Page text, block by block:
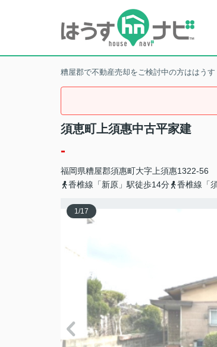
糟屋郡で不動産売却をご検討中の方ははうす
須恵町上須惠中古平家建
-
福岡県糟屋郡須惠町大字上須惠1322-56
香椎線「新原」駅徒歩14分
香椎線「
1/17